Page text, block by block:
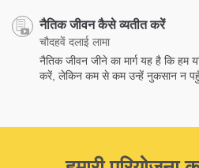
नैतिक जीवन कैसे व्यतीत करें
चौदहवें दलाई लामा
नैतिक जीवन जीने का मार्ग यह है कि हम
करें, लेकिन कम से कम उन्हें नुकसान न